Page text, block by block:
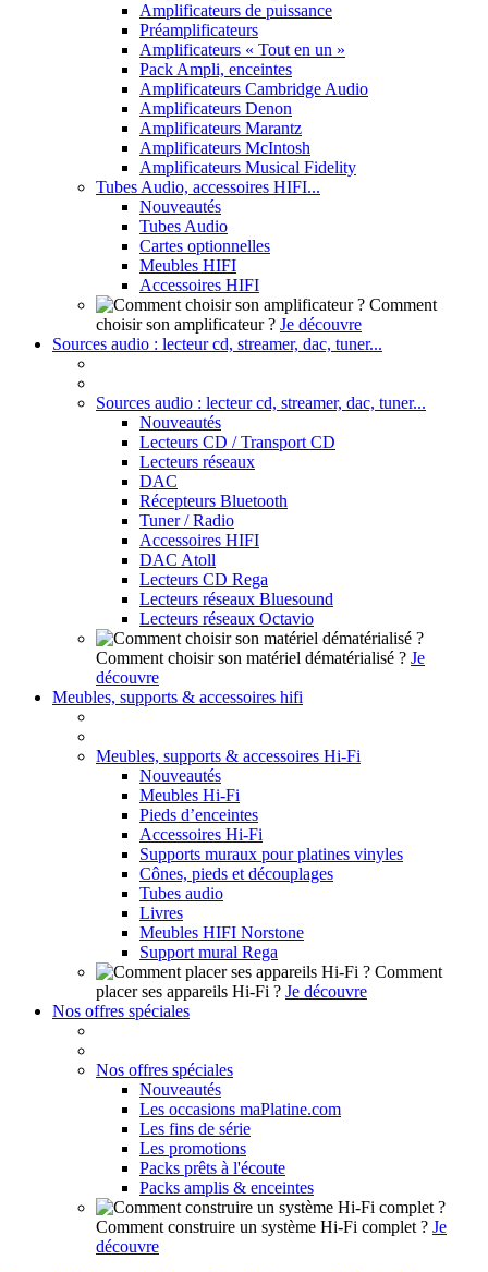
Amplificateurs de puissance
Préamplificateurs
Amplificateurs « Tout en un »
Pack Ampli, enceintes
Amplificateurs Cambridge Audio
Amplificateurs Denon
Amplificateurs Marantz
Amplificateurs McIntosh
Amplificateurs Musical Fidelity
Tubes Audio, accessoires HIFI...
Nouveautés
Tubes Audio
Cartes optionnelles
Meubles HIFI
Accessoires HIFI
Comment
choisir son amplificateur ? Je découvre
Sources audio : lecteur cd, streamer, dac, tuner...
Sources audio : lecteur cd, streamer, dac, tuner...
Nouveautés
Lecteurs CD / Transport CD
Lecteurs réseaux
DAC
Récepteurs Bluetooth
Tuner / Radio
Accessoires HIFI
DAC Atoll
Lecteurs CD Rega
Lecteurs réseaux Bluesound
Lecteurs réseaux Octavio
Comment choisir son matériel dématérialisé ? Je
découvre
Meubles, supports & accessoires hifi
Meubles, supports & accessoires Hi-Fi
Nouveautés
Meubles Hi-Fi
Pieds d’enceintes
Accessoires Hi-Fi
Supports muraux pour platines vinyles
Cônes, pieds et découplages
Tubes audio
Livres
Meubles HIFI Norstone
Support mural Rega
Comment
placer ses appareils Hi-Fi ? Je découvre
Nos offres spéciales
Nos offres spéciales
Nouveautés
Les occasions maPlatine.com
Les fins de série
Les promotions
Packs prêts à l'écoute
Packs amplis & enceintes
Comment construire un système Hi-Fi complet ? Je
découvre